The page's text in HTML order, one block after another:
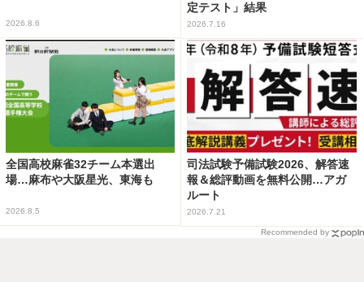
2026.8.6
定テスト」結果
2026.7.16
全国高校麻雀32チーム本選出
場…麻布や大阪星光、東海も
2026.8.5
司法試験予備試験2026、解答速
報＆総評動画を無料公開…アガ
ルート
2026.7.21
Recommended by